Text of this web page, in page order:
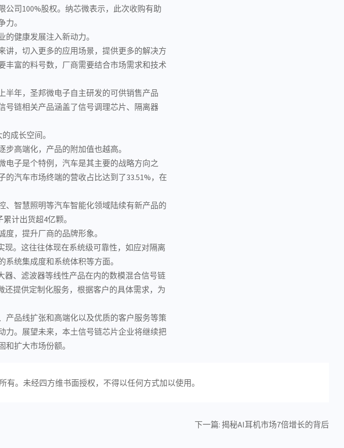
公司100%股权。纳芯微表示，此次收购有助
。
健康发展注入新动力。
讲，切入更多的应用场景，提供更多的解决方
丰富的料号数，厂商需要结合市场需求和技术
半年，圣邦微电子自主研发的可供销售产品
号链相关产品涵盖了信号调理芯片、 隔离器
成长空间。
高端化，产品的附加值也越高。
电子是个特例，汽车是其主要的战略方向之
的汽车市场终端的营收占比达到了33.51%，在
、智慧照明等汽车智能化领域陆续有新产品的
计出货超4亿颗。
，提升厂商的品牌形象。
。这往往体现在系统级可靠性，如应对隔离
统集成度和系统体积等方面。
器、 滤波器等线性产品在内的数模混合信号链
提供定制化服务，根据客户的具体需求，为
产品线扩张和高端化以及优质的客户服务等策
力。展望未来，本土信号链芯片企业将继续把
扩大市场份额。
。未经四方维书面授权，不得以任何方式加以使用。
下一篇: 揭秘AI耳机市场7倍增长的背后